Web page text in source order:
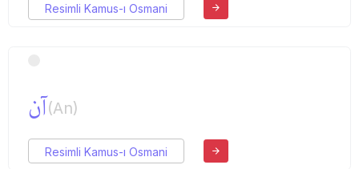
Resimli Kamus-ı Osmani
آن(An)
Resimli Kamus-ı Osmani